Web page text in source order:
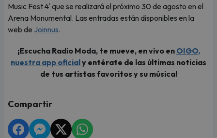
Music Fest 4' que se realizará el próximo 30 de agosto en el
Arena Monumental. Las entradas están disponibles en la
web de Joinnus.
¡Escucha Radio Moda, te mueve, en vivo en OIGO,
nuestra app oficialy entérate de las últimas noticias
de tus artistas favoritos y su música!
Compartir